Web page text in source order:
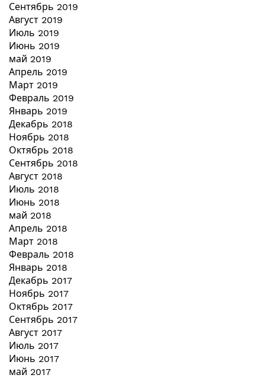
Сентябрь 2019
Август 2019
Июль 2019
Июнь 2019
май 2019
Апрель 2019
Март 2019
Февраль 2019
Январь 2019
Декабрь 2018
Ноябрь 2018
Октябрь 2018
Сентябрь 2018
Август 2018
Июль 2018
Июнь 2018
май 2018
Апрель 2018
Март 2018
Февраль 2018
Январь 2018
Декабрь 2017
Ноябрь 2017
Октябрь 2017
Сентябрь 2017
Август 2017
Июль 2017
Июнь 2017
май 2017